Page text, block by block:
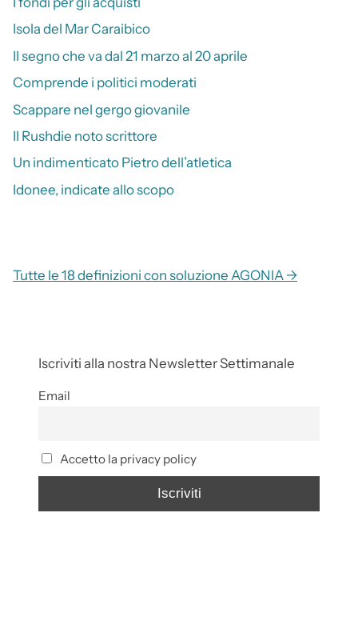
Isola del Mar Caraibico
Il segno che va dal 21 marzo al 20 aprile
Comprende i politici moderati
Scappare nel gergo giovanile
Il Rushdie noto scrittore
Un indimenticato Pietro dell’atletica
Idonee, indicate allo scopo
Tutte le 18 definizioni con soluzione AGONIA →
Iscriviti alla nostra Newsletter Settimanale
Email
Accetto la privacy policy